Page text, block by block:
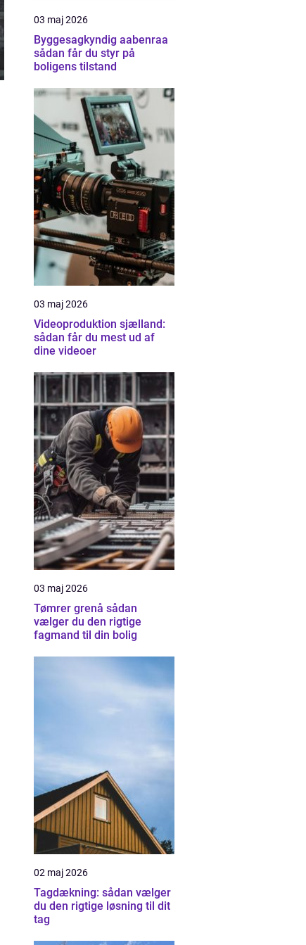
03 maj 2026
Byggesagkyndig aabenraa
sådan får du styr på
boligens tilstand
03 maj 2026
Videoproduktion sjælland:
sådan får du mest ud af
dine videoer
03 maj 2026
Tømrer grenå sådan
vælger du den rigtige
fagmand til din bolig
02 maj 2026
Tagdækning: sådan vælger
du den rigtige løsning til dit
tag